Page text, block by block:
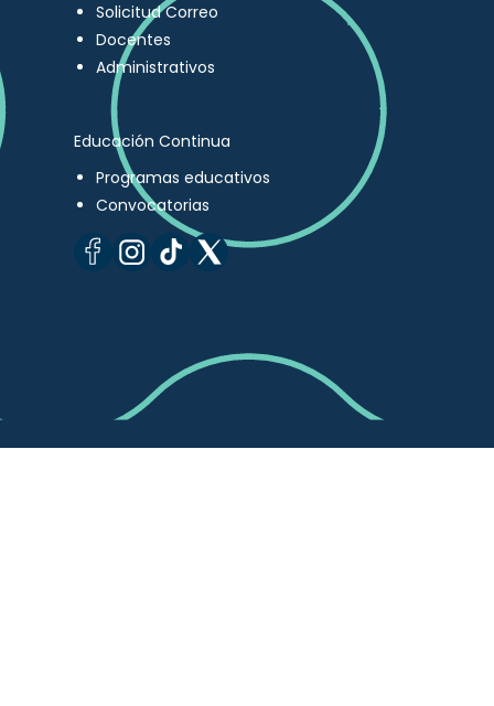
Solicitud Correo
Docentes
Administrativos
Educación Continua
Programas educativos
Convocatorias